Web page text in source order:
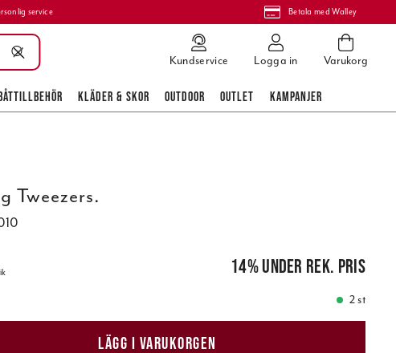
service Betala med Walley
Kundservice Logga in Varukorg
KLÄDER & SKOR OUTDOOR OUTLET KAMPANJER
Tweezers.
14%under rek. pris
2 st
LÄGG I VARUKORGEN